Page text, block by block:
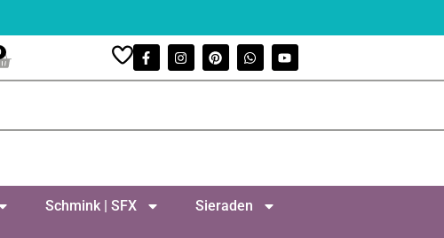
Schmink | SFX Sieraden